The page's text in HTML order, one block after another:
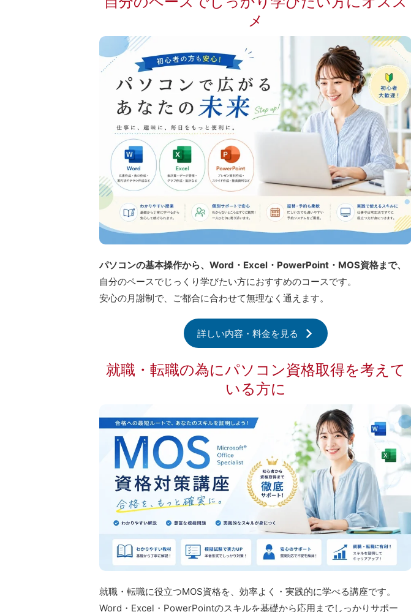
メ
パソコンの基本操作から、Word・Excel・PowerPoint・MOS資格まで、
自分のペースでじっくり学びたい方におすすめのコースです。
安心の月謝制で、ご都合に合わせて無理なく通えます。
詳しい内容・料金を見る
就職・転職の為にパソコン資格取得を考えて
いる方に
就職・転職に役立つMOS資格を、効率よく・実践的に学べる講座です。
Word・Excel・PowerPointのスキルを基礎から応用までしっかりサポー